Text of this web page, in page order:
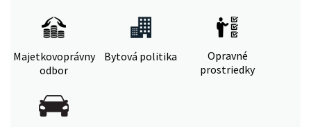
Majetkovoprávny
odbor
Bytová politika
Opravné
prostriedky